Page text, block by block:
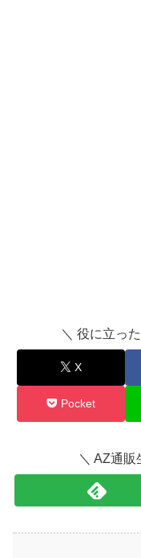
＼ 役に立っ
X
Pocket
＼ AZ通販